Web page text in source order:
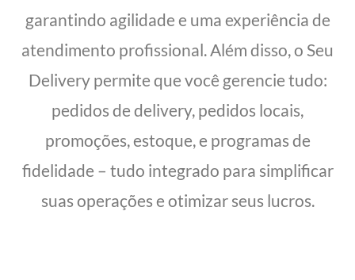
garantindo agilidade e uma experiência de
atendimento profissional. Além disso, o Seu
Delivery permite que você gerencie tudo:
pedidos de delivery, pedidos locais,
promoções, estoque, e programas de
fidelidade – tudo integrado para simplificar
suas operações e otimizar seus lucros.